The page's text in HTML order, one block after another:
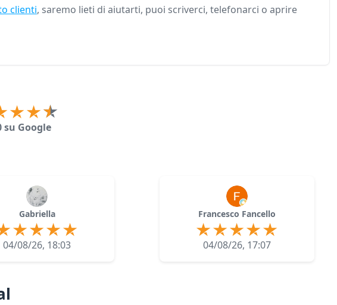
clienti, saremo lieti di aiutarti, puoi scriverci, telefonarci o aprire
su Google
Gabriella
04/08/26, 18:03
Francesco Fancello
04/08/26, 17:07